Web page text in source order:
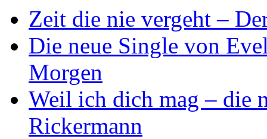
Zeit die nie vergeht –
Die neue Single von
Morgen
Weil ich dich mag – die
Rickermann